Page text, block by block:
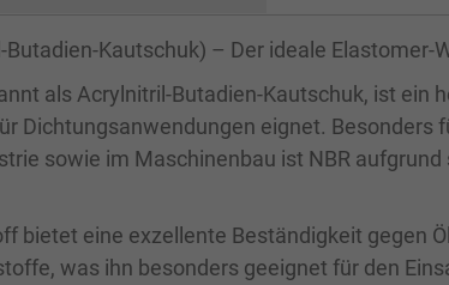
Butadien-Kautschuk) – Der ideale Elastomer-
als Acrylnitril-Butadien-Kautschuk, ist ein
Dichtungsanwendungen eignet. Besonders
sowie im Maschinenbau ist NBR
bietet eine exzellente Beständigkeit gegen
was ihn besonders geeignet für den